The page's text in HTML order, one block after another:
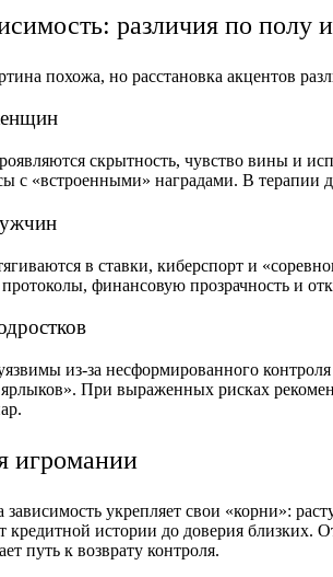
различия по полу
похожа, но расстановка акцентов
скрытность, чувство вины и
с «встроенными» наградами. В
в ставки, киберспорт и
финансовую прозрачность и
из-за несформированного
ярлыков». При выраженных рисках
игромании
зависимость укрепляет свои «корни»:
истории до доверия близких.
путь к возврату контроля.